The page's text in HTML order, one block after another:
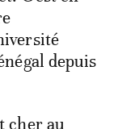
depuis
cher au